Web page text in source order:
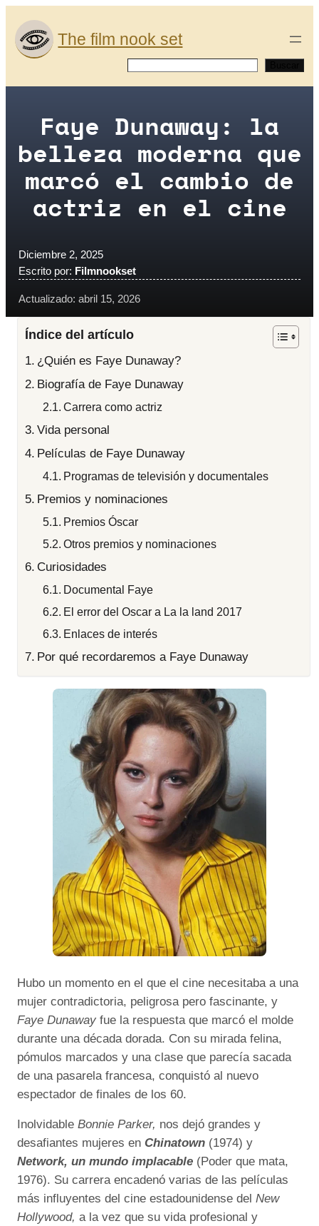
contenido
The film nook set
Faye Dunaway: la
belleza moderna que
marcó el cambio de
actriz en el cine
Diciembre 2, 2025
Escrito por: Filmnookset
Actualizado: abril 15, 2026
Índice del artículo
¿Quién es Faye Dunaway?
Biografía de Faye Dunaway
Carrera como actriz
Vida personal
Películas de Faye Dunaway
Programas de televisión y documentales
Premios y nominaciones
Premios Óscar
Otros premios y nominaciones
Curiosidades
Documental Faye
El error del Oscar a La la land 2017
Enlaces de interés
Por qué recordaremos a Faye Dunaway
Hubo un momento en el que el cine necesitaba a una
mujer contradictoria, peligrosa pero fascinante, y
Faye Dunaway fue la respuesta que marcó el molde
durante una década dorada. Con su mirada felina,
pómulos marcados y una clase que parecía sacada
de una pasarela francesa, conquistó al nuevo
espectador de finales de los 60.
Inolvidable Bonnie Parker, nos dejó grandes y
desafiantes mujeres en Chinatown (1974) y
Network, un mundo implacable (Poder que mata,
1976). Su carrera encadenó varias de las películas
más influyentes del cine estadounidense del New
Hollywood, a la vez que su vida profesional y